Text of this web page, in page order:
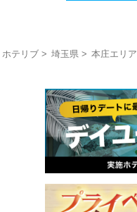
ホテリブ 埼玉県 本庄エリア